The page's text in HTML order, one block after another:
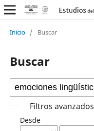
Inicio / Buscar
Buscar
Filtros avanzados
Desde